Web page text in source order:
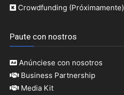
Crowdfunding (Próximamente)
Paute con nostros
Anúnciese con nosotros
Business Partnership
Media Kit